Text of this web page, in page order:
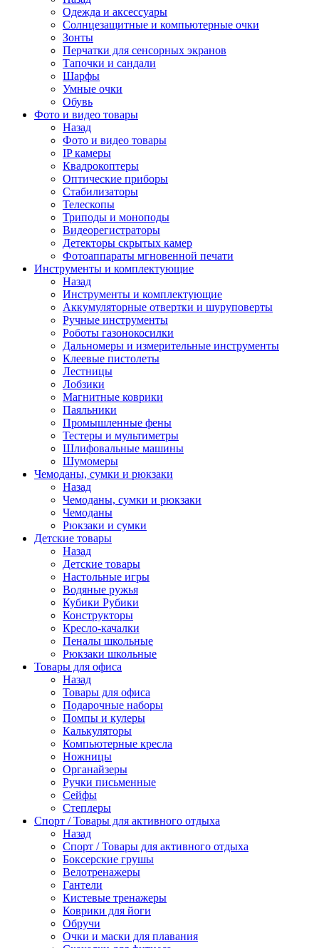
Одежда и аксессуары
Солнцезащитные и компьютерные очки
Зонты
Перчатки для сенсорных экранов
Тапочки и сандали
Шарфы
Умные очки
Обувь
Фото и видео товары
Назад
Фото и видео товары
IP камеры
Квадрокоптеры
Оптические приборы
Стабилизаторы
Телескопы
Триподы и моноподы
Видеорегистраторы
Детекторы скрытых камер
Фотоаппараты мгновенной печати
Инструменты и комплектующие
Назад
Инструменты и комплектующие
Аккумуляторные отвертки и шуруповерты
Ручные инструменты
Роботы газонокосилки
Дальномеры и измерительные инструменты
Клеевые пистолеты
Лестницы
Лобзики
Магнитные коврики
Паяльники
Промышленные фены
Тестеры и мультиметры
Шлифовальные машины
Шумомеры
Чемоданы, сумки и рюкзаки
Назад
Чемоданы, сумки и рюкзаки
Чемоданы
Рюкзаки и сумки
Детские товары
Назад
Детские товары
Настольные игры
Водяные ружья
Кубики Рубики
Конструкторы
Кресло-качалки
Пеналы школьные
Рюкзаки школьные
Товары для офиса
Назад
Товары для офиса
Подарочные наборы
Помпы и кулеры
Калькуляторы
Компьютерные кресла
Ножницы
Органайзеры
Ручки письменные
Сейфы
Степлеры
Спорт / Товары для активного отдыха
Назад
Спорт / Товары для активного отдыха
Боксерские грушы
Велотренажеры
Гантели
Кистевые тренажеры
Коврики для йоги
Обручи
Очки и маски для плавания